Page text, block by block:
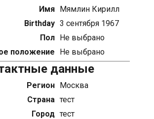
Имя Мямлин Кирилл
Birthday 3 сентября 1967
Пол Не выбрано
положение
Не выбрано
данные
Регион Москва
Страна тест
Город тест